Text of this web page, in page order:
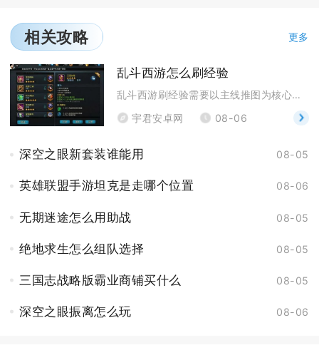
相关攻略 更多
乱斗西游怎么刷经验
乱斗西游刷经验需要以主线推图为核心，搭配日常固定玩
宇君安卓网
08-06
深空之眼新套装谁能用 08-05
英雄联盟手游坦克是走哪个位置 08-06
无期迷途怎么用助战 08-05
绝地求生怎么组队选择 08-05
三国志战略版霸业商铺买什么 08-05
深空之眼振离怎么玩 08-06